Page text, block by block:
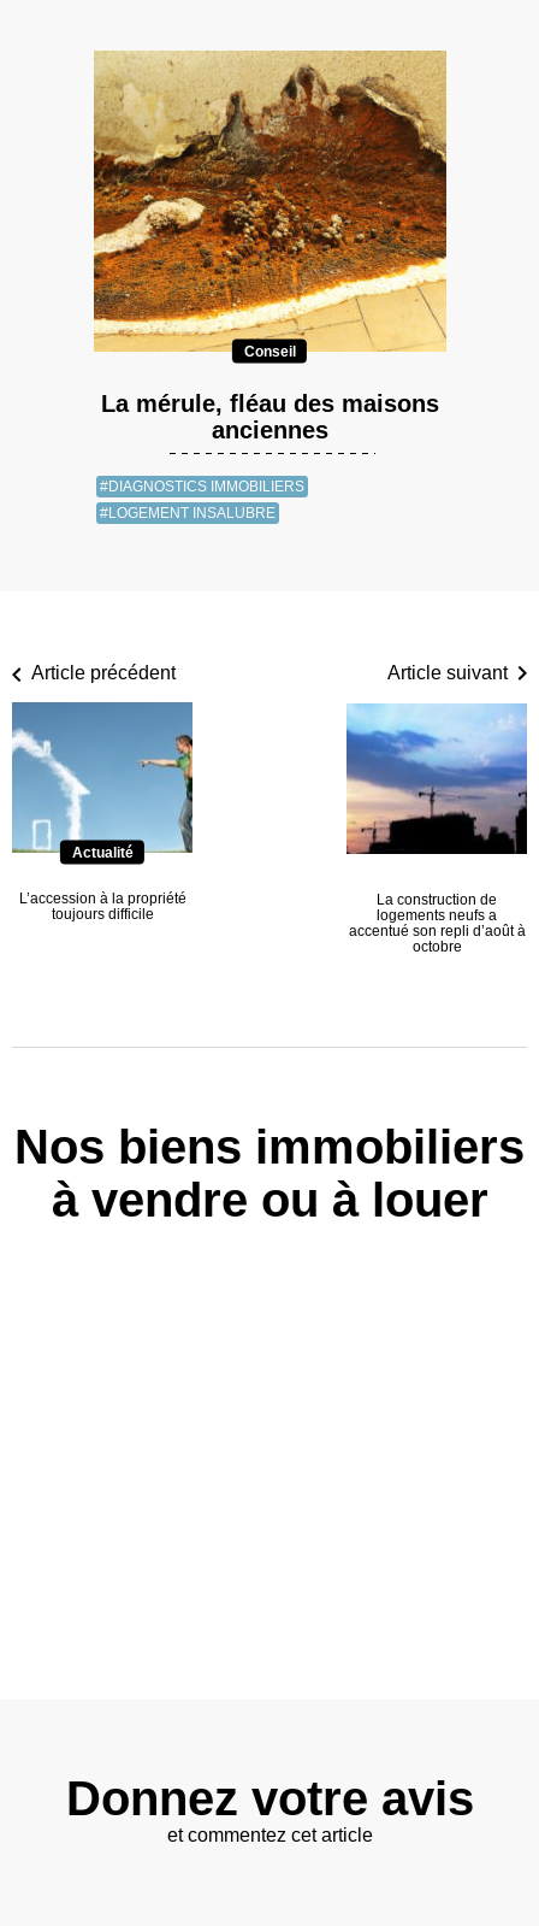
Conseil
La mérule, fléau des maisons
anciennes
#DIAGNOSTICS IMMOBILIERS
#LOGEMENT INSALUBRE
Article précédent
Actualité
L’accession à la propriété
toujours difficile
Article suivant
La construction de
logements neufs a
accentué son repli d’août à
octobre
Nos biens immobiliers
à vendre ou à louer
Donnez votre avis
et commentez cet article